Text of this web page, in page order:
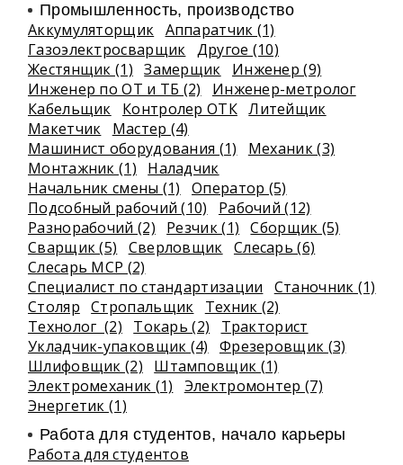
Промышленность, производство
Аккумуляторщик Аппаратчик (1)
Газоэлектросварщик Другое (10)
Жестянщик (1)
Замерщик
Инженер (9)
Инженер по ОТ и ТБ (2)
Инженер-метролог
Кабельщик
Контролер ОТК Литейщик
Макетчик
Мастер (4)
Машинист оборудования (1)
Механик (3)
Монтажник (1)
Наладчик
Начальник смены (1)
Оператор (5)
Подсобный рабочий (10)
Рабочий (12)
Разнорабочий (2)
Резчик (1)
Сборщик (5)
Сварщик (5)
Сверловщик Слесарь (6)
Слесарь МСР (2)
Специалист по стандартизации
Станочник (1)
Столяр Стропальщик
Техник (2)
Технолог (2)
Токарь (2)
Тракторист
Укладчик-упаковщик (4)
Фрезеровщик (3)
Шлифовщик (2)
Штамповщик (1)
Электромеханик (1)
Электромонтер (7)
Энергетик (1)
Работа для студентов, начало карьеры
Работа для студентов